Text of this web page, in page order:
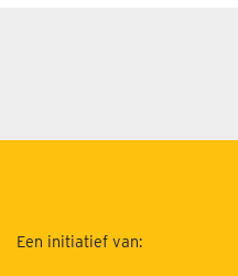
Een initiatief van: